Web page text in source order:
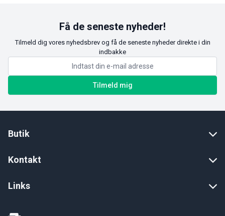
Få de seneste nyheder!
Tilmeld dig vores nyhedsbrev og få de seneste nyheder direkte i din
indbakke
Tilmeld mig
Butik
Kontakt
Links